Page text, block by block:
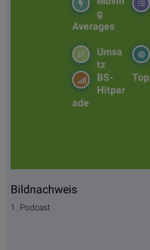
g
Averages
Umsa
tz
BS-
Hitpar
ade
Bildnachweis
1. Podcast